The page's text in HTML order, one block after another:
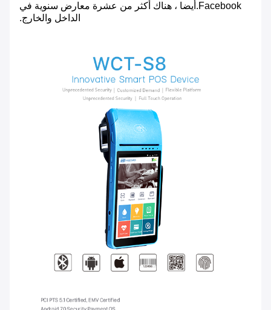
Facebook.أيضا ، هناك أكثر من عشرة معارض سنوية في
الداخل والخارج.